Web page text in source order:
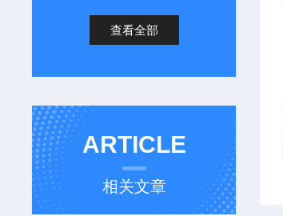
查看全部
ARTICLE
相关文章